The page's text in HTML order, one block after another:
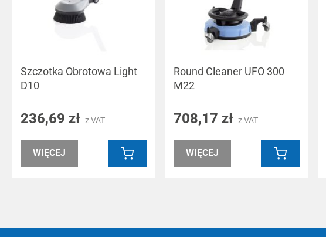
Szczotka Obrotowa Light
D10
236,69 zł z VAT
WIĘCEJ
Round Cleaner UFO 300
M22
708,17 zł z VAT
WIĘCEJ